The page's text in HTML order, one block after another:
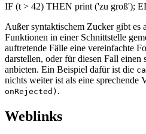
IF (t > 42) THEN print ('zu groß');
Außer syntaktischem Zucker gibt es
Funktionen in einer Schnittstelle
auftretende Fälle eine vereinfachte
darstellen, oder für diesen Fall einen
anbieten. Ein Beispiel dafür ist die
nichts weiter ist als eine sprechende
onRejected) .
Weblinks